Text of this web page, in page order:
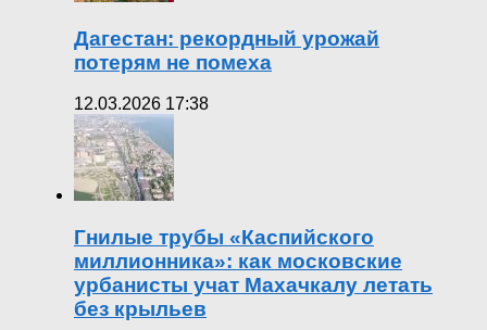
Дагестан: рекордный урожай
потерям не помеха
12.03.2026 17:38
Гнилые трубы «Каспийского
миллионника»: как московские
урбанисты учат Махачкалу летать
без крыльев